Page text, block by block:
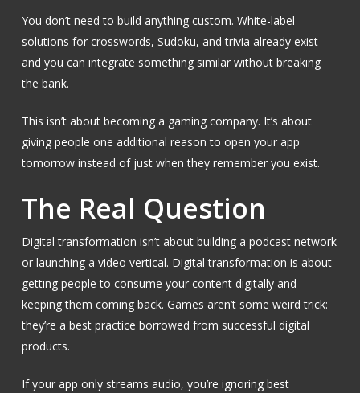
You don’t need to build anything custom. White-label
solutions for crosswords, Sudoku, and trivia already exist
and you can integrate something similar without breaking
the bank.
This isn’t about becoming a gaming company. It’s about
giving people one additional reason to open your app
tomorrow instead of just when they remember you exist.
The Real Question
Digital transformation isn’t about building a podcast network
or launching a video vertical. Digital transformation is about
getting people to consume your content digitally and
keeping them coming back. Games aren’t some weird trick:
they’re a best practice borrowed from successful digital
products.
If your app only streams audio, you’re ignoring best